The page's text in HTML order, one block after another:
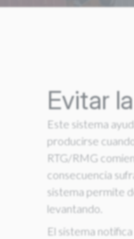
Evitar
Este sistema
producirse
RTG/RMG
consecuencia
sistema permite
levantando.
El sistema